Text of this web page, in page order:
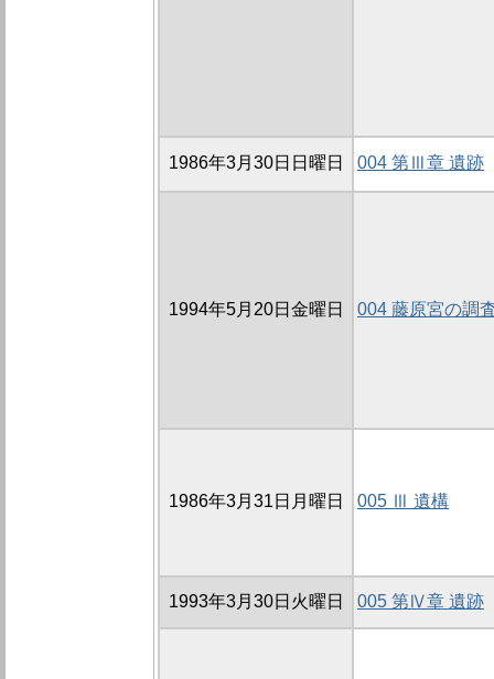
1986年3月30日日曜日 004 第Ⅲ章 遺跡
1994年5月20日金曜日 004 藤原宮の調
1986年3月31日月曜日 005 Ⅲ 遺構
1993年3月30日火曜日 005 第Ⅳ章 遺跡